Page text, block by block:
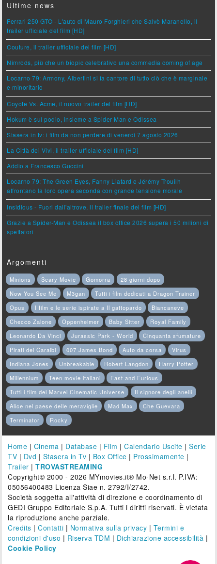
Ultime news
Ferrari 250 GTO - L'auto di Mauro Forghieri che Salvò Maranello, il
trailer ufficiale del film [HD]
Couture, il trailer ufficiale del film [HD]
Nimrods, più che un biopic celebrativo una commedia coming of age
Locarno 79: Armony, Albertini si fa cantore di tutto ciò che è marginale
e minoritario
Coyote Vs. Acme, il nuovo trailer del film [HD]
Hokum è sul podio, insieme a Spider Man e Odissea
Stasera in tv: i film da non perdere di venerdì 7 agosto 2026
La Città dei Vivi, il trailer ufficiale del film [HD]
Addio a Francesco Guccini
Locarno 79: The Green Eyes, Fanny Liatard e Jérémy Trouilh
affrontano la loro opera seconda con grande tensione morale
Insidious - Fuori dall'altrove, il trailer finale del film [HD]
Grazie a Spider-Man e Odissea il box office 2026 supera i 50 milioni di
spettatori
Argomenti
Minions Scary Movie Gomorra
28 giorni dopo
Now You See Me
M3gan
Tutti i film dedicati a Dragon Trainer
Opus
I film e le serie ispirate a Il gattopardo
Biancaneve
Checco Zalone
Oppenheimer Baby Sitter
Royal Family
Leonardo Da Vinci
Jurassic Park - World
Cinquanta sfumature
Pirati dei Caraibi
007 James Bond Auto da corsa
Virus
Indiana Jones
Unbreakable Robert Langdon
Harry Potter
Millennium
Teen movie italiani
Fast and Furious
Tutti i film del Marvel Cinematic Universe
Il signore degli anelli
Alice nel paese delle meraviglie
Mad Max
Che Guevara
Terminator
Rocky
Home | Cinema | Database | Film |Calendario Uscite |Serie
TV | Dvd | Stasera in Tv | Box Office | Prossimamente |
Trailer |TROVASTREAMING
Copyright© 2000 - 2026 MYmovies.it® Mo-Net s.r.l. P.IVA:
05056400483 Licenza Siae n. 2792/I/2742.
Società soggetta all'attività di direzione e coordinamento di
GEDI Gruppo Editoriale S.p.A. Tutti i diritti riservati. È vietata
la riproduzione anche parziale.
Credits |Contatti | Normativa sulla privacy | Termini e
condizioni d'uso | Riserva TDM | Dichiarazione accessibilità |
Cookie Policy